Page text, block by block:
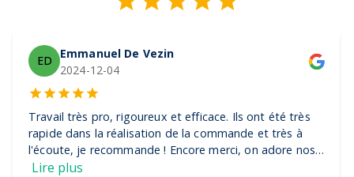
ED
Emmanuel De Vezin
2024-12-04
Travail très pro, rigoureux et efficace. Ils ont été très
rapide dans la réalisation de la commande et très à
l'écoute, je recommande ! Encore merci, on adore nos
casquettes
Lire plus